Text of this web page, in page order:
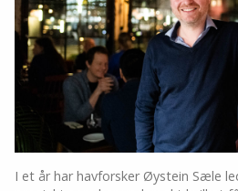
I et år har havforsker Øystein Sæle